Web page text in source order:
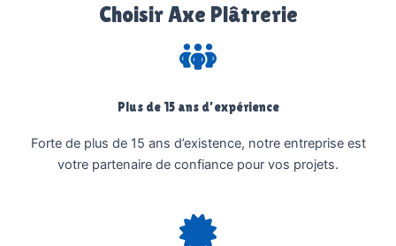
Choisir Axe Plâtrerie
Plus de 15 ans d’expérience
Forte de plus de 15 ans d’existence, notre entreprise est
votre partenaire de confiance pour vos projets.